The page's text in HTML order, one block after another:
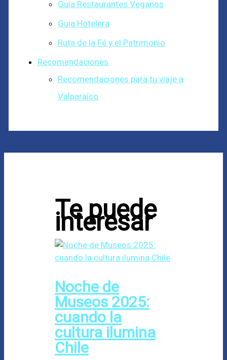
Guía Restaurantes Veganos
Guía Hotelera
Ruta de la Fé y el Patrimonio
Recomendaciones
Recomendaciones para tu viaje a
Valparaíso
Te puede
interesar
Noche de
Museos 2025:
cuando la
cultura ilumina
Chile